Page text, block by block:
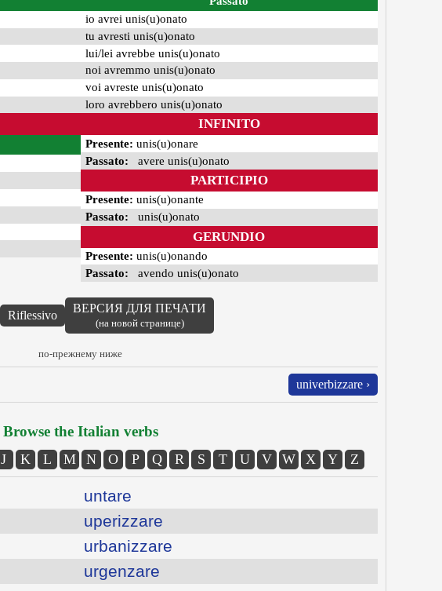
io avrei unis(u)onato
tu avresti unis(u)onato
lui/lei avrebbe unis(u)onato
noi avremmo unis(u)onato
voi avreste unis(u)onato
loro avrebbero unis(u)onato
INFINITO
Presente: unis(u)onare
Passato: avere unis(u)onato
PARTICIPIO
Presente: unis(u)onante
Passato: unis(u)onato
GERUNDIO
Presente: unis(u)onando
Passato: avendo unis(u)onato
Riflessivo
ВЕРСИЯ ДЛЯ ПЕЧАТИ
(на новой странице)
по-прежнему ниже
univerbizzare ›
Browse the Italian verbs
J K L M N O P Q R S T U V W X Y Z
untare
uperizzare
urbanizzare
urgenzare